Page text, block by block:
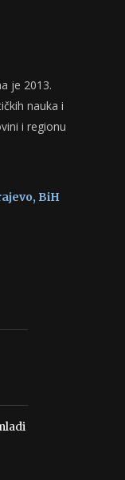
je 2013.
nauka i
i regionu
BiH